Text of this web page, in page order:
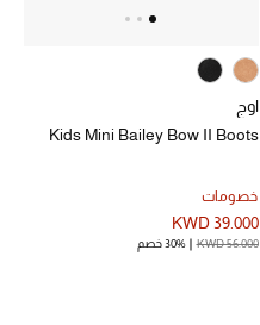
اوج
Kids Mini Bailey Bow II Boots
خصومات
KWD 39.000
KWD 56.000 30% خصم